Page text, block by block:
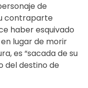
de
contraparte
haber esquivado
lugar de morir
es “sacada de su
del destino de